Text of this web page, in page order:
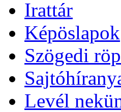
Irattár
Képöslapok
Szögedi
Levél